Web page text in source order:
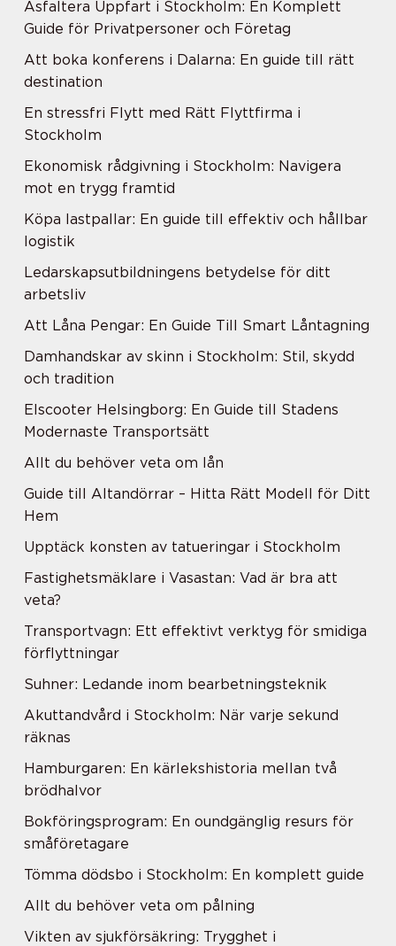
Asfaltera Uppfart i Stockholm: En Komplett
Guide för Privatpersoner och Företag
Att boka konferens i Dalarna: En guide till rätt
destination
En stressfri Flytt med Rätt Flyttfirma i
Stockholm
Ekonomisk rådgivning i Stockholm: Navigera
mot en trygg framtid
Köpa lastpallar: En guide till effektiv och hållbar
logistik
Ledarskapsutbildningens betydelse för ditt
arbetsliv
Att Låna Pengar: En Guide Till Smart Låntagning
Damhandskar av skinn i Stockholm: Stil, skydd
och tradition
Elscooter Helsingborg: En Guide till Stadens
Modernaste Transportsätt
Allt du behöver veta om lån
Guide till Altandörrar – Hitta Rätt Modell för Ditt
Hem
Upptäck konsten av tatueringar i Stockholm
Fastighetsmäklare i Vasastan: Vad är bra att
veta?
Transportvagn: Ett effektivt verktyg för smidiga
förflyttningar
Suhner: Ledande inom bearbetningsteknik
Akuttandvård i Stockholm: När varje sekund
räknas
Hamburgaren: En kärlekshistoria mellan två
brödhalvor
Bokföringsprogram: En oundgänglig resurs för
småföretagare
Tömma dödsbo i Stockholm: En komplett guide
Allt du behöver veta om pålning
Vikten av sjukförsäkring: Trygghet i